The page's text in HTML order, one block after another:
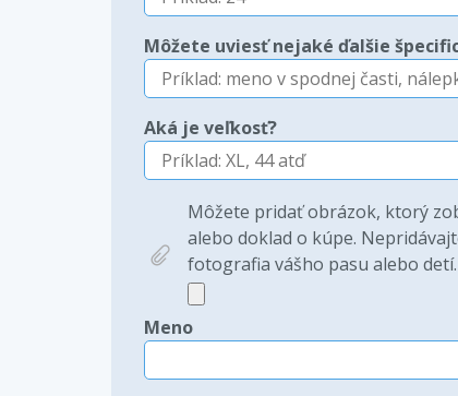
Môžete uviesť nejaké ďalšie
Aká je veľkosť?
Môžete pridať obrázok, ktorý
alebo doklad o kúpe.
fotografia vášho pasu alebo detí.
Meno